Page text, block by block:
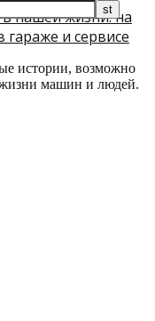
нашей жизни: на
гараже и сервисе
истории, возможно
машин и людей.